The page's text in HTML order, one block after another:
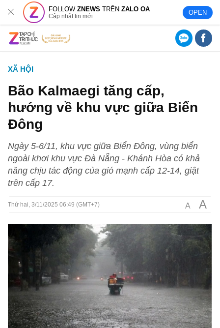
FOLLOWZNEWS TRÊNZALO OA
Cập nhật tin mới OPEN
XÃ HỘI
Bão Kalmaegi tăng cấp,
hướng về khu vực giữa Biển
Đông
Ngày 5-6/11, khu vực giữa Biển Đông, vùng biển
ngoài khơi khu vực Đà Nẵng - Khánh Hòa có khả
năng chịu tác động của gió mạnh cấp 12-14, giật
trên cấp 17.
Thứ hai, 3/11/2025 06:49 (GMT+7) A A